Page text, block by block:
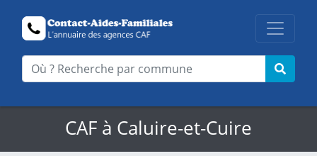
CAF à Caluire-et-Cuire